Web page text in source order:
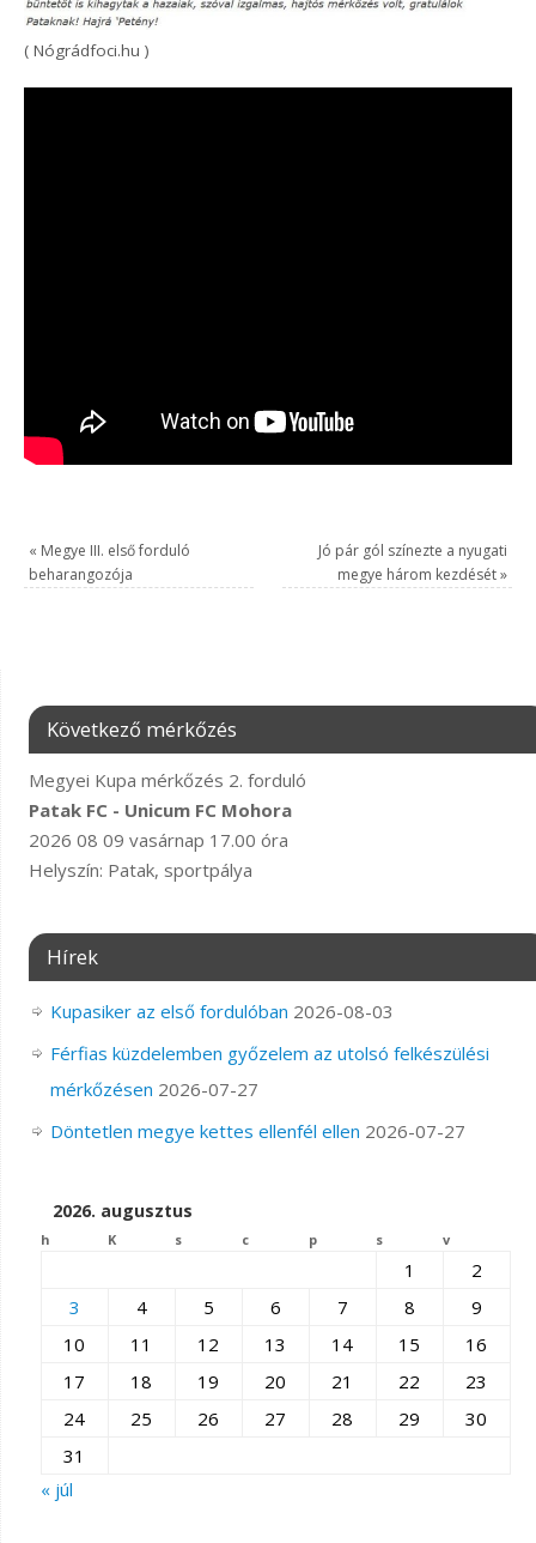
( Nógrádfoci.hu )
« Megye III. első forduló
beharangozója
Jó pár gól színezte a nyugati
megye három kezdését»
Következő mérkőzés
Megyei Kupa mérkőzés 2. forduló
Patak FC - Unicum FC Mohora
2026 08 09 vasárnap 17.00 óra
Helyszín: Patak, sportpálya
Hírek
Kupasiker az első fordulóban 2026-08-03
Férfias küzdelemben győzelem az utolsó felkészülési
mérkőzésen 2026-07-27
Döntetlen megye kettes ellenfél ellen 2026-07-27
2026. augusztus
h K s c p s v
1
2
3
4 5 6 7 8
9
10
11 12 13 14 15
16
17
18 19 20 21 22
23
24
25 26 27 28 29
30
31
« júl